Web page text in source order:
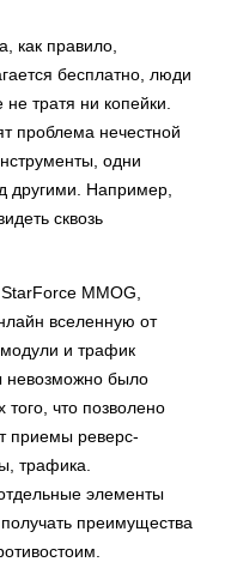
как правило,
бесплатно, люди
тратя ни копейки.
проблема нечестной
одни
другими. Например,
сквозь
MMOG,
вселенную от
и трафик
невозможно было
того, что позволено
приемы реверс-
трафика.
элементы
преимущества